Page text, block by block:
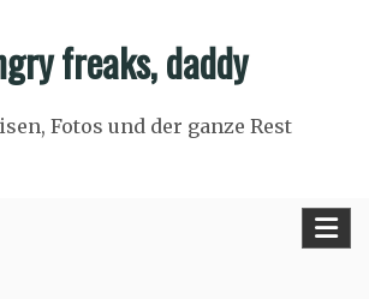
freaks, daddy
Fotos und der ganze Rest